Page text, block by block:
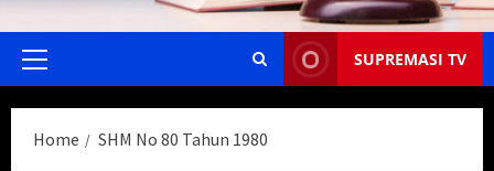
Primary
SUPREMASI TV
Home SHM No 80 Tahun 1980